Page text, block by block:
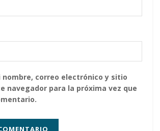
nombre, correo electrónico y sitio
navegador para la próxima vez que